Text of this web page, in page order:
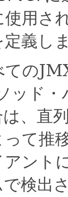
用さ
義し
ての
ッド
、直
て推
ント
検出